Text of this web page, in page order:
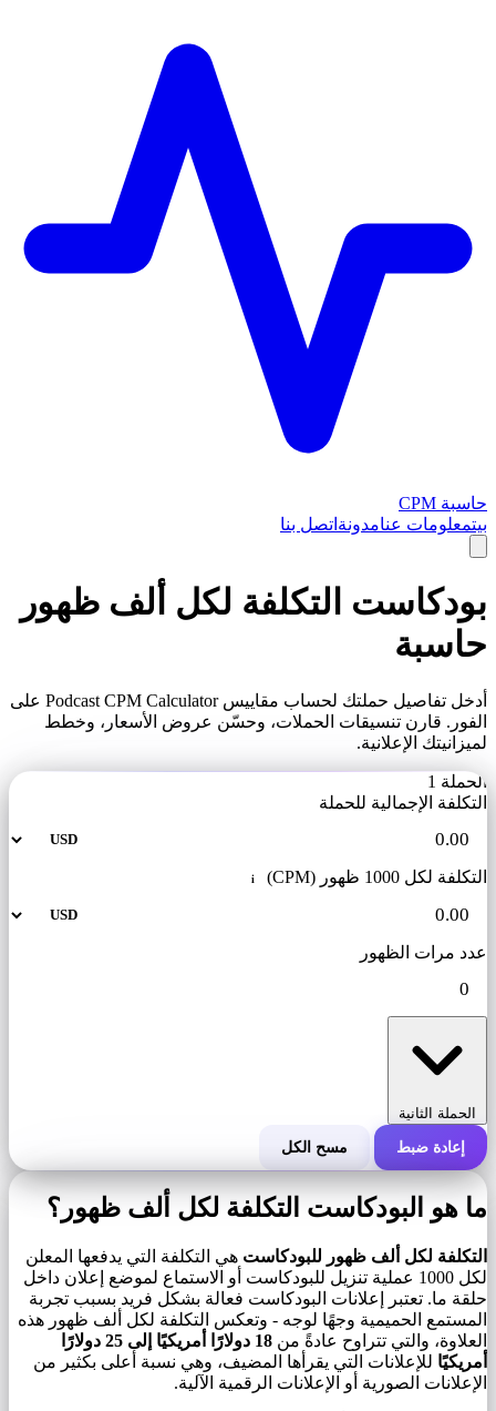
حاسبة CPM
بيتمعلومات عنامدونة اتصل بنا
بودكاست التكلفة لكل ألف ظهور
حاسبة
أدخل تفاصيل حملتك لحساب مقاييس Podcast CPM Calculator على
الفور. قارن تنسيقات الحملات، وحسّن عروض الأسعار، وخطط
لميزانيتك الإعلانية.
الحملة 1
التكلفة الإجمالية للحملة
التكلفة لكل 1000 ظهور (CPM) i
عدد مرات الظهور
الحملة الثانية
التكلفة الإجمالية للحملة
عدد مرات الظهور
إعادة ضبط مسح الكل
ما هو البودكاست التكلفة لكل ألف ظهور؟
التكلفة لكل ألف ظهور للبودكاست هي التكلفة التي يدفعها المعلن
لكل 1000 عملية تنزيل للبودكاست أو الاستماع لموضع إعلان داخل
حلقة ما. تعتبر إعلانات البودكاست فعالة بشكل فريد بسبب تجربة
المستمع الحميمية وجهًا لوجه - وتعكس التكلفة لكل ألف ظهور هذه
العلاوة، والتي تتراوح عادةً من
18 دولارًا أمريكيًا إلى 25 دولارًا
أمريكيًا للإعلانات التي يقرأها المضيف، وهي نسبة أعلى بكثير من
الإعلانات الصورية أو الإعلانات الرقمية الآلية.